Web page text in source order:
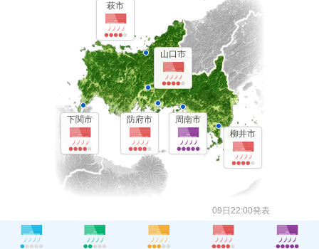
下関市
山口市
萩市
柳井市
周南市
防府市
09日22:00発表